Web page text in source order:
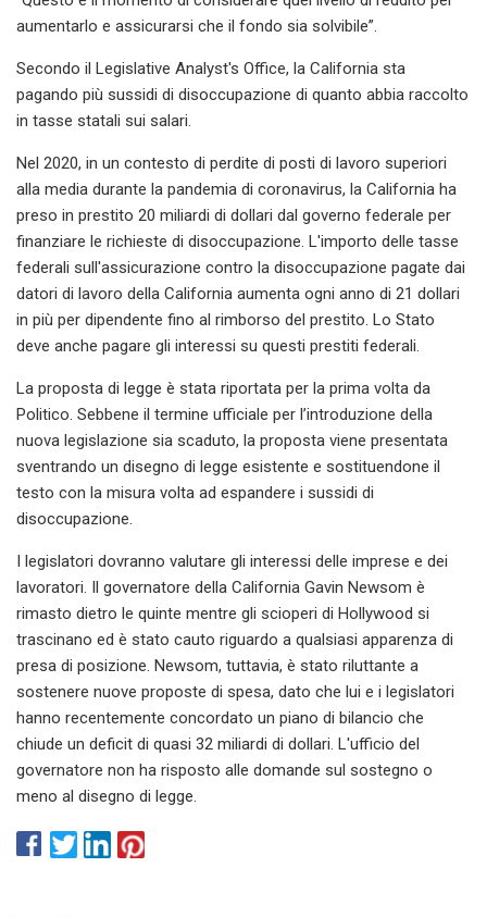
aumentarlo e assicurarsi che il fondo sia solvibile”.
Secondo il Legislative Analyst's Office, la California sta
pagando più sussidi di disoccupazione di quanto abbia raccolto
in tasse statali sui salari.
Nel 2020, in un contesto di perdite di posti di lavoro superiori
alla media durante la pandemia di coronavirus, la California ha
preso in prestito 20 miliardi di dollari dal governo federale per
finanziare le richieste di disoccupazione. L'importo delle tasse
federali sull'assicurazione contro la disoccupazione pagate dai
datori di lavoro della California aumenta ogni anno di 21 dollari
in più per dipendente fino al rimborso del prestito. Lo Stato
deve anche pagare gli interessi su questi prestiti federali.
La proposta di legge è stata riportata per la prima volta da
Politico. Sebbene il termine ufficiale per l’introduzione della
nuova legislazione sia scaduto, la proposta viene presentata
sventrando un disegno di legge esistente e sostituendone il
testo con la misura volta ad espandere i sussidi di
disoccupazione.
I legislatori dovranno valutare gli interessi delle imprese e dei
lavoratori. Il governatore della California Gavin Newsom è
rimasto dietro le quinte mentre gli scioperi di Hollywood si
trascinano ed è stato cauto riguardo a qualsiasi apparenza di
presa di posizione. Newsom, tuttavia, è stato riluttante a
sostenere nuove proposte di spesa, dato che lui e i legislatori
hanno recentemente concordato un piano di bilancio che
chiude un deficit di quasi 32 miliardi di dollari. L'ufficio del
governatore non ha risposto alle domande sul sostegno o
meno al disegno di legge.